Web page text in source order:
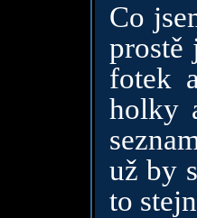
Co
prostě
fotek
holky
už by
to